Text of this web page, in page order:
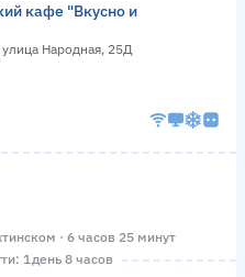
кафе "Вкусно и
Народная, 25Д
· 6 часов 25 минут
1 день 8 часов